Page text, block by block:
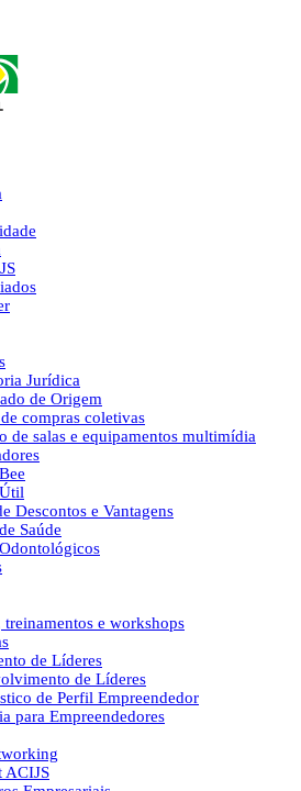
Jurídica
de Origem
compras coletivas
de salas e equipamentos multimídia
Descontos e Vantagens
Saúde
treinamentos e workshops
de Líderes
de Líderes
de Perfil Empreendedor
para Empreendedores
ACIJS